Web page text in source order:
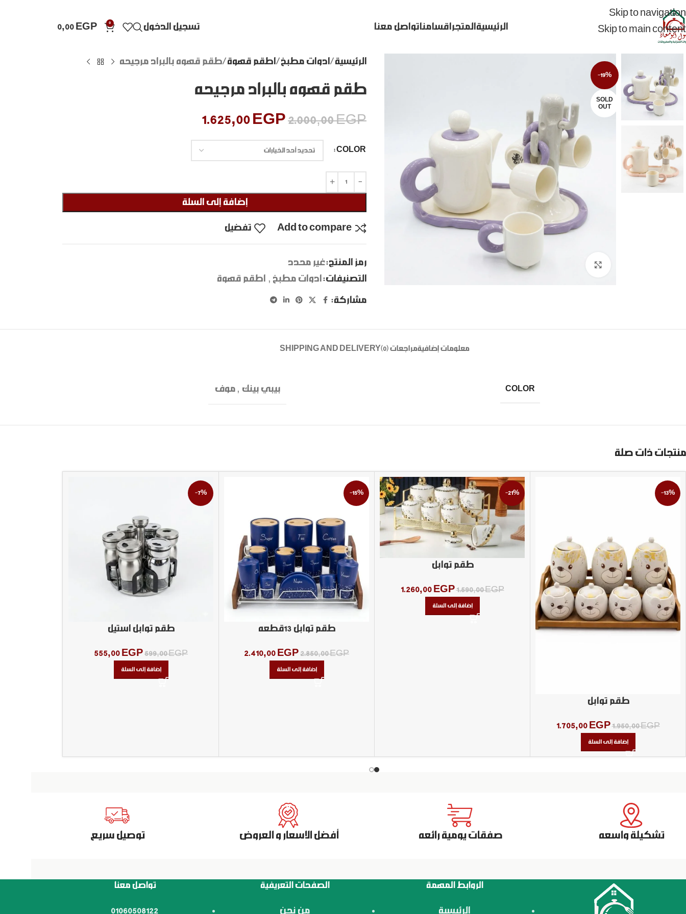
Skip to navigation
Skip to main content
الرئيسية المتجر اقسامنا تواصل معنا تسجيل الدخول 0
0,00 EGP
-19%
SOLD
OUT
Click to enlarge
الرئيسية ادوات مطبخ اطقم قهوة طقم قهوه بالبراد مرجيحه
طقم قهوه بالبراد مرجيحه
2.000,00EGP
1.625,00 EGP
COLOR
إضافة إلى السلة
Add to compare تفضيل
رمز المنتج:غير محدد
التصنيفات: ادوات مطبخ , اطقم قهوة
مشاركة:
معلومات إضافيةمراجعات (0) SHIPPING AND DELIVERY
COLOR بيبي بينك , موف
منتجات ذات صلة
-13%
طقم توابل
1.950,00EGP
1.705,00 EGP
إضافة إلى السلة
-21%
طقم توابل
1.590,00EGP
1.260,00 EGP
إضافة إلى السلة
-15%
طقم توابل 13قطعه
2.850,00EGP
2.410,00 EGP
إضافة إلى السلة
-7%
طقم توابل استيل
599,00EGP
555,00 EGP
إضافة إلى السلة
تشكيلة واسعه صفقات يومية رائعه أفضل الاسعار و العروض توصيل سريع
الروابط المهمة
الرئيسية
الصفحات التعريفية
من نحن
تواصل معنا
01060508122